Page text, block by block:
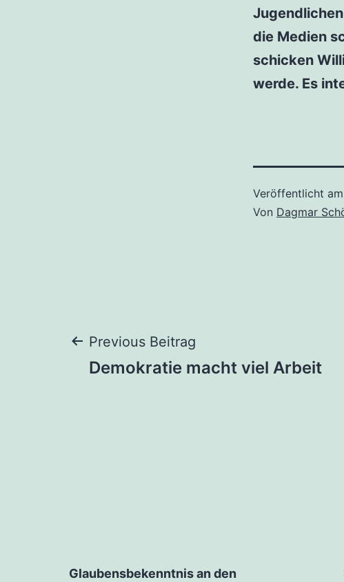
die Medien
schicken
werde. Es
Veröffentlicht am
Von Dagmar
Beitragsnavigation
Previous Beitrag
Demokratie macht viel Arbeit
Glaubensbekenntnis an den